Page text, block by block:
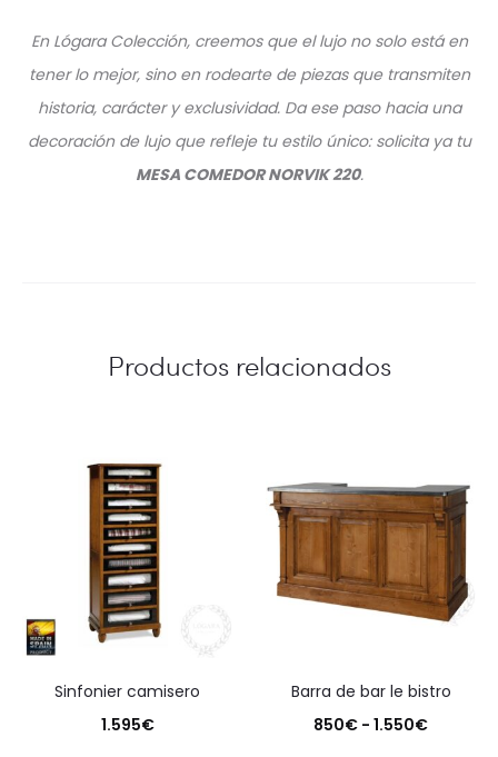
En Lógara Colección, creemos que el lujo no solo está en
tener lo mejor, sino en rodearte de piezas que transmiten
historia, carácter y exclusividad. Da ese paso hacia una
decoración de lujo que refleje tu estilo único: solicita ya tu
MESA COMEDOR NORVIK 220.
Productos relacionados
sinfonier camisero
1.595€
barra de bar le bistro
850€ - 1.550€Rango